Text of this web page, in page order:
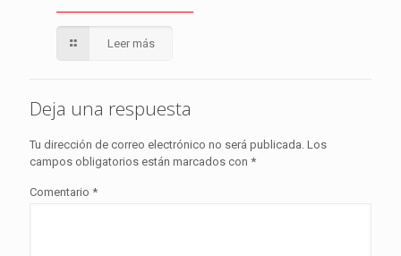
Leer más
Deja una respuesta
Tu dirección de correo electrónico no será publicada. Los
campos obligatorios están marcados con *
Comentario *